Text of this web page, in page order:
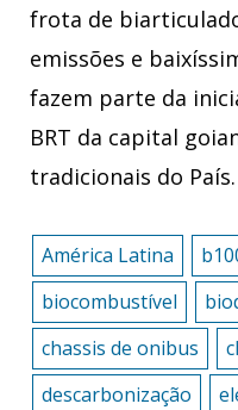
frota de
emissões e
fazem parte da
BRT da capital
tradicionais do País.
América Latina
biocombustível
chassis de onibus
descarbonização